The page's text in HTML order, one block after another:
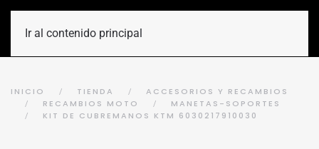
Ir al contenido principal
INICIO TIENDA
ACCESORIOS Y RECAMBIOS
RECAMBIOS MOTO
MANETAS-SOPORTES
KIT DE CUBREMANOS KTM 6030217910030